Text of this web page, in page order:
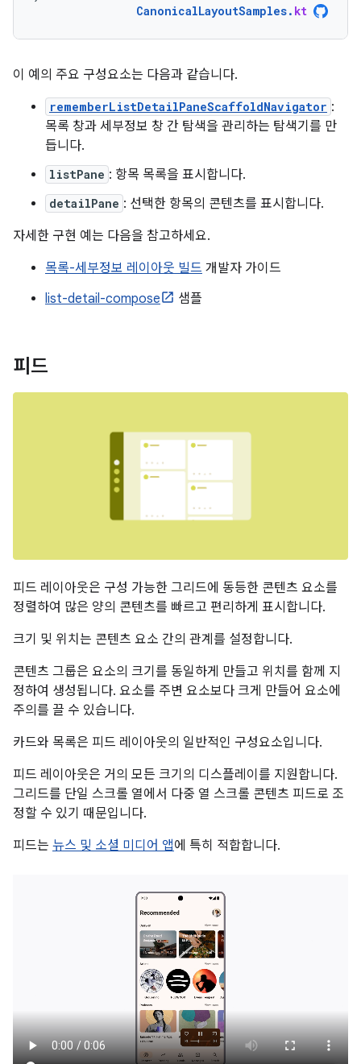
CanonicalLayoutSamples. kt
이 예의 주요 구성요소는 다음과 같습니다.
rememberListDetailPaneScaffoldNavigator :
목록 창과 세부정보 창 간 탐색을 관리하는 탐색기를 만
듭니다.
listPane : 항목 목록을 표시합니다.
detailPane : 선택한 항목의 콘텐츠를 표시합니다.
자세한 구현 예는 다음을 참고하세요.
목록-세부정보 레이아웃 빌드 개발자 가이드
list-detail-compose
샘플
피드
피드 레이아웃은 구성 가능한 그리드에 동등한 콘텐츠 요소를
정렬하여 많은 양의 콘텐츠를 빠르고 편리하게 표시합니다.
크기 및 위치는 콘텐츠 요소 간의 관계를 설정합니다.
콘텐츠 그룹은 요소의 크기를 동일하게 만들고 위치를 함께 지
정하여 생성됩니다. 요소를 주변 요소보다 크게 만들어 요소에
주의를 끌 수 있습니다.
카드와 목록은 피드 레이아웃의 일반적인 구성요소입니다.
피드 레이아웃은 거의 모든 크기의 디스플레이를 지원합니다.
그리드를 단일 스크롤 열에서 다중 열 스크롤 콘텐츠 피드로 조
정할 수 있기 때문입니다.
피드는 뉴스 및 소셜 미디어 앱에 특히 적합합니다.